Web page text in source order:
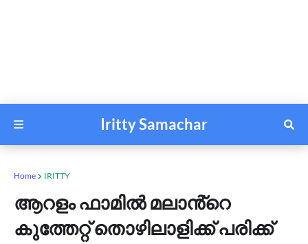
Iritty Samachar
Home IRITTY
ആറളം ഫാമിൽ മലാൻ്റെ
കുത്തേറ്റ് തൊഴിലാളിക്ക് പരിക്ക്